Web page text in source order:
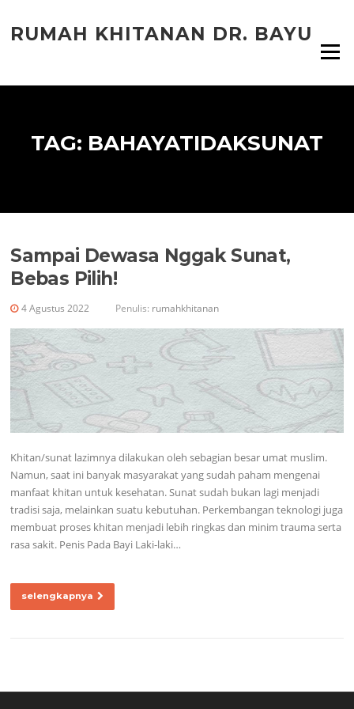
konten
RUMAH KHITANAN DR. BAYU
Menu
TAG: BAHAYATIDAKSUNAT
Sampai Dewasa Nggak Sunat,
Bebas Pilih!
4 Agustus 2022 Penulis: rumahkhitanan
Khitan/sunat lazimnya dilakukan oleh sebagian besar umat muslim.
Namun, saat ini banyak masyarakat yang sudah paham mengenai
manfaat khitan untuk kesehatan. Sunat sudah bukan lagi menjadi
tradisi saja, melainkan suatu kebutuhan. Perkembangan teknologi juga
membuat proses khitan menjadi lebih ringkas dan minim trauma serta
rasa sakit. Penis Pada Bayi Laki-laki…
selengkapnya